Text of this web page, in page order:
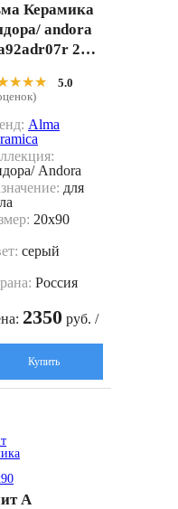
Керамика
andora
20x
5.0
Alma
Andora
для
20x90
серый
Россия
2350 руб. /
Купить
А